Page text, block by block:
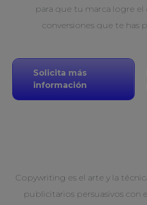
para que tu marca logre
conversiones que te has
Solicita más
información
Copywriting es el arte y la
publicitarios persuasivos con